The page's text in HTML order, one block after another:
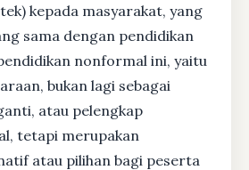
kepada masyarakat, yang
sama dengan pendidikan
nonformal ini, yaitu
bukan lagi sebagai
atau pelengkap
tetapi merupakan
atau pilihan bagi peserta